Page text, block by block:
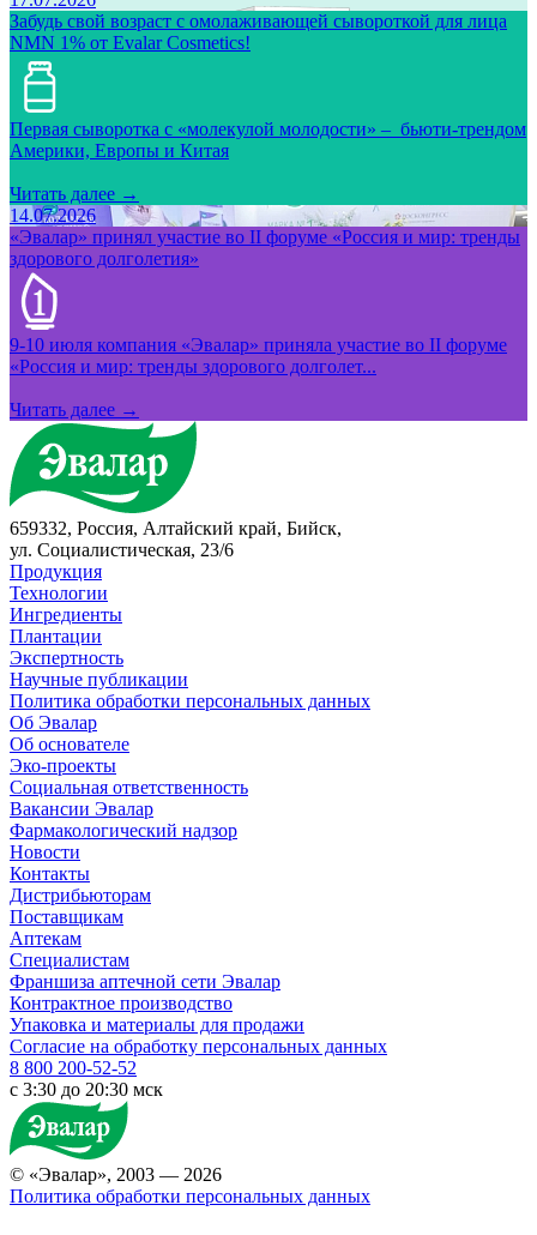
Забудь свой возраст с омолаживающей сывороткой для лица
NMN 1% от Evalar Cosmetics!
Первая сыворотка с «молекулой молодости» – бьюти-трендом
Америки, Европы и Китая
Читать далее →
14.07.2026
«Эвалар» принял участие во II форуме «Россия и мир: тренды
здорового долголетия»
9-10 июля компания «Эвалар» приняла участие во II форуме
«Россия и мир: тренды здорового долголет...
Читать далее →
659332, Россия, Алтайский край, Бийск,
ул. Социалистическая, 23/6
Продукция
Технологии
Ингредиенты
Плантации
Экспертность
Научные публикации
Политика обработки персональных данных
Об Эвалар
Об основателе
Эко-проекты
Социальная ответственность
Вакансии Эвалар
Фармакологический надзор
Новости
Контакты
Дистрибьюторам
Поставщикам
Аптекам
Специалистам
Франшиза аптечной сети Эвалар
Контрактное производство
Упаковка и материалы для продажи
Согласие на обработку персональных данных
8 800 200-52-52
c 3:30 до 20:30 мск
© «Эвалар», 2003 — 2026
Политика обработки персональных данных